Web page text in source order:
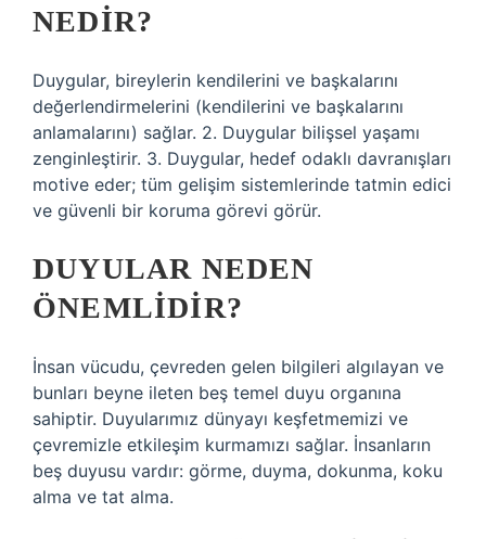
NEDIR?
Duygular, bireylerin kendilerini ve başkalarını
değerlendirmelerini (kendilerini ve başkalarını
anlamalarını) sağlar. 2. Duygular bilişsel yaşamı
zenginleştirir. 3. Duygular, hedef odaklı davranışları
motive eder; tüm gelişim sistemlerinde tatmin edici
ve güvenli bir koruma görevi görür.
DUYULAR NEDEN
ÖNEMLIDIR?
İnsan vücudu, çevreden gelen bilgileri algılayan ve
bunları beyne ileten beş temel duyu organına
sahiptir. Duyularımız dünyayı keşfetmemizi ve
çevremizle etkileşim kurmamızı sağlar. İnsanların
beş duyusu vardır: görme, duyma, dokunma, koku
alma ve tat alma.